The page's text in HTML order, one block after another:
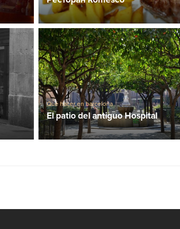
Qué hacer en barcelona
El patio del antiguo Hospital